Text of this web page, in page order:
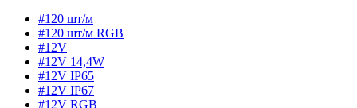
#120 шт/м
#120 шт/м RGB
#12V
#12V 14,4W
#12V IP65
#12V IP67
#12V RGB